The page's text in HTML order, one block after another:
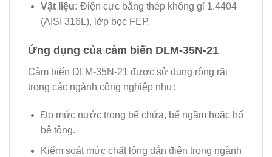
Vật liệu: Điện cực bằng thép không gỉ 1.4404
(AISI 316L), lớp bọc FEP.
Ứng dụng của cảm biến DLM-35N-21
Cảm biến DLM-35N-21 được sử dụng rộng rãi
trong các ngành công nghiệp như:
Đo mức nước trong bể chứa, bể ngầm hoặc hố
bê tông.
Kiểm soát mức chất lỏng dẫn điện trong ngành